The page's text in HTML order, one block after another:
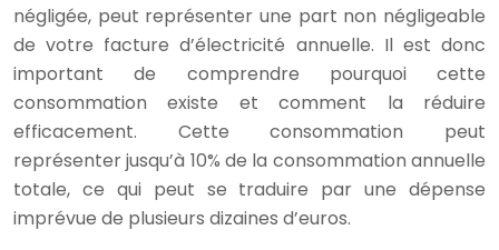
négligée, peut représenter une part non négligeable
de votre facture d’électricité annuelle. Il est donc
important de comprendre pourquoi cette
consommation existe et comment la réduire
efficacement. Cette consommation peut
représenter jusqu’à 10% de la consommation annuelle
totale, ce qui peut se traduire par une dépense
imprévue de plusieurs dizaines d’euros.